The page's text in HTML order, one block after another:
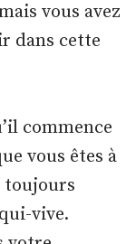
vous avez
dans cette
commence
vous êtes à
toujours
vive.